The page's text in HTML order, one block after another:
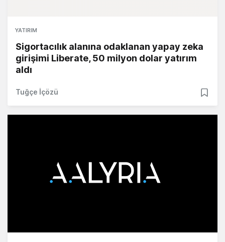
YATIRIM
Sigortacılık alanına odaklanan yapay zeka
girişimi Liberate, 50 milyon dolar yatırım
aldı
Tuğçe İçözü